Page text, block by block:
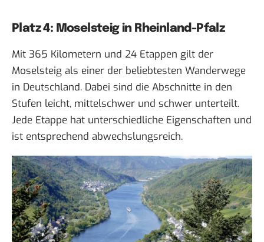
Platz 4: Moselsteig in Rheinland-Pfalz
Mit 365 Kilometern und 24 Etappen gilt der
Moselsteig als einer der beliebtesten Wanderwege
in Deutschland. Dabei sind die Abschnitte in den
Stufen leicht, mittelschwer und schwer unterteilt.
Jede Etappe hat unterschiedliche Eigenschaften und
ist entsprechend abwechslungsreich.